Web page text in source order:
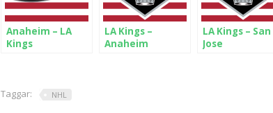
Anaheim – LA
Kings
LA Kings –
Anaheim
LA Kings – San
Jose
Taggar: NHL